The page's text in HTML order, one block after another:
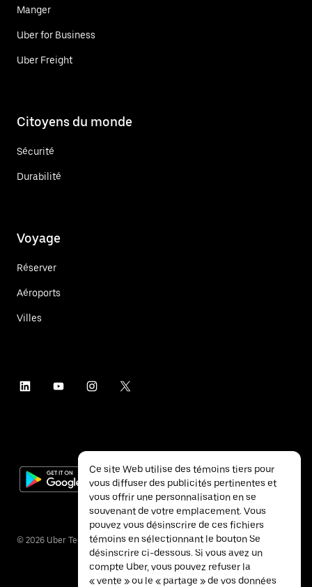
Manger
Uber for Business
Uber Freight
Citoyens du monde
Sécurité
Durabilité
Voyage
Réserver
Aéroports
Villes
© 2026 Uber Technologies inc.
Ce site Web utilise des témoins tiers pour
vous diffuser des publicités pertinentes et
vous offrir une personnalisation en se
souvenant de votre emplacement. Vous
pouvez vous désinscrire de ces fichiers
témoins en sélectionnant le bouton Se
désinscrire ci-dessous. Si vous avez un
compte Uber, vous pouvez refuser la
« vente » ou le « partage » de vos données